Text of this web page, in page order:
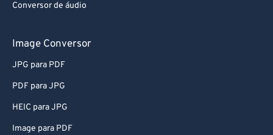
Conversor de áudio
Image Conversor
JPG para PDF
PDF para JPG
HEIC para JPG
Image para PDF